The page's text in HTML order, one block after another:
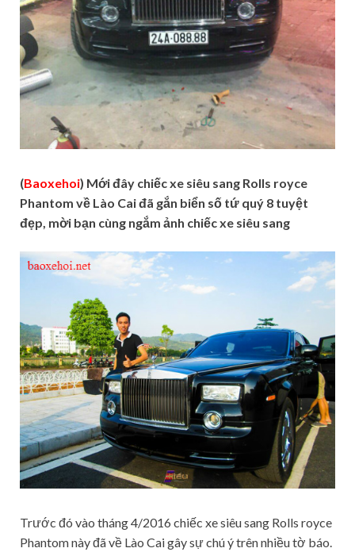
(Baoxehoi) Mới đây chiếc xe siêu sang Rolls royce
Phantom về Lào Cai đã gắn biển số tứ quý 8 tuyệt
đẹp, mời bạn cùng ngắm ảnh chiếc xe siêu sang
Trước đó vào tháng 4/2016 chiếc xe siêu sang Rolls royce
Phantom này đã về Lào Cai gây sự chú ý trên nhiều tờ báo.